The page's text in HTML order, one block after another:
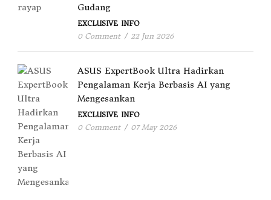
Gudang
EXCLUSIVE INFO
0 Comment / 22 Jun 2026
ASUS ExpertBook Ultra Hadirkan
Pengalaman Kerja Berbasis AI yang
Mengesankan
EXCLUSIVE INFO
0 Comment / 07 May 2026